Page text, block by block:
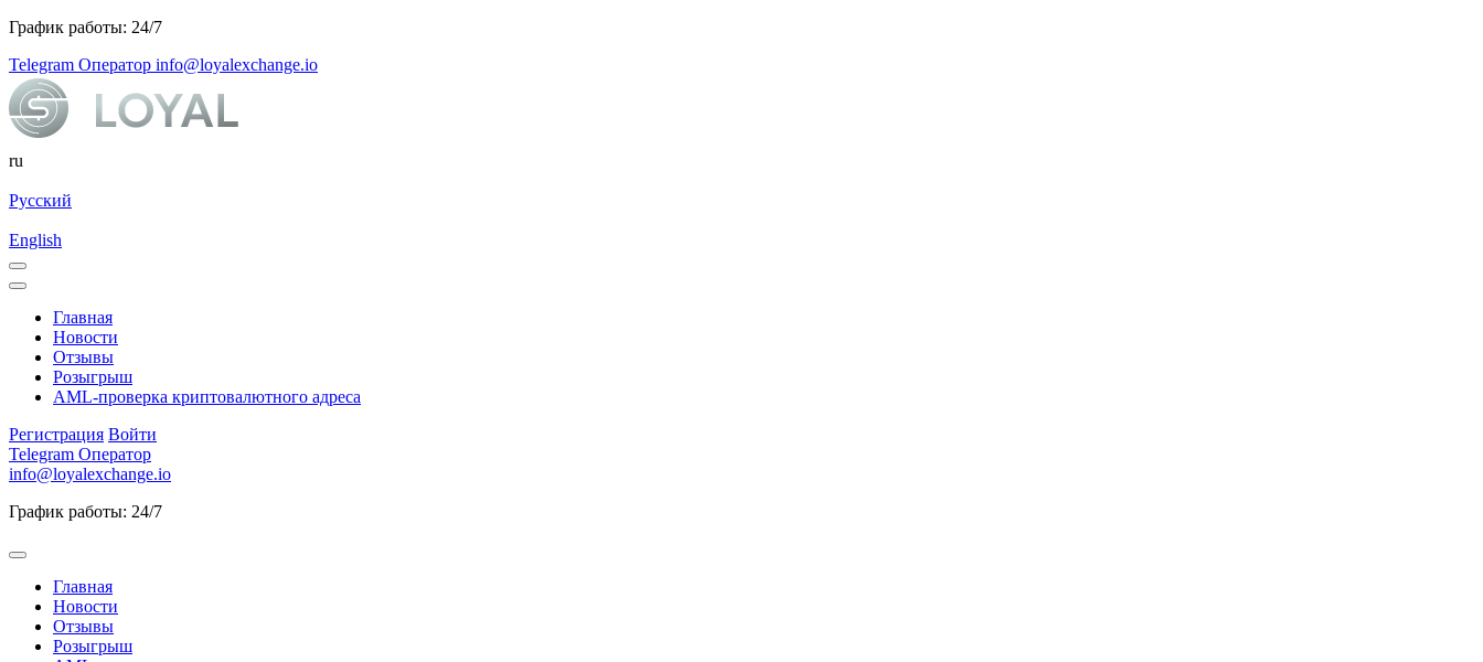
График работы: 24/7
Telegram Оператор info@loyalexchange.io
ru
Русский
English
Главная
Новости
Отзывы
Розыгрыш
AML-проверка криптовалютного адреса
Регистрация Войти
Telegram Оператор
info@loyalexchange.io
График работы: 24/7
Главная
Новости
Отзывы
Розыгрыш